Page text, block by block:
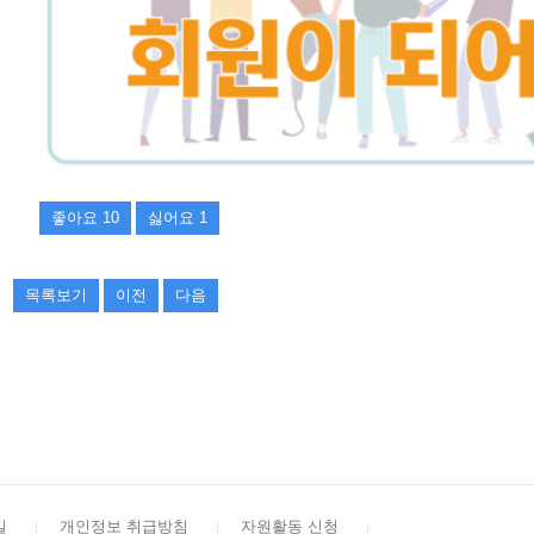
좋아요 10 싫어요 1
목록보기 이전 다음
개인정보 취급방침 자원활동 신청